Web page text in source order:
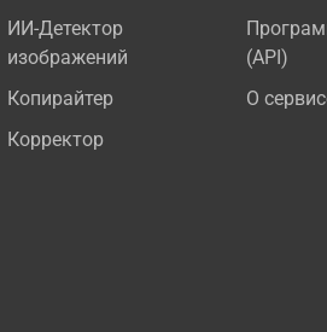
ИИ-Детектор
изображений
Копирайтер
Корректор
(API)
О